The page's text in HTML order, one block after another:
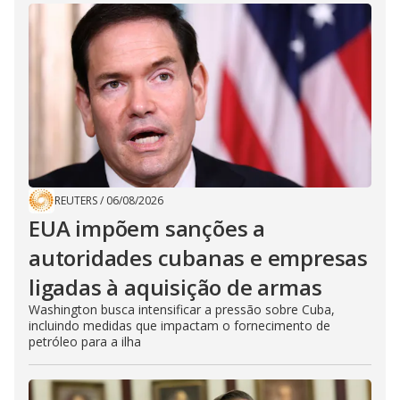
REUTERS/ 06/08/2026
EUA impõem sanções a
autoridades cubanas e empresas
ligadas à aquisição de armas
Washington busca intensificar a pressão sobre Cuba,
incluindo medidas que impactam o fornecimento de
petróleo para a ilha